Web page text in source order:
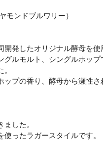
モンドブルワリー）
発したオリジナル酵母を使
ルモルト、シングルホップ
プの香り、酵母から瀬性さ
した。
ったラガースタイルです。